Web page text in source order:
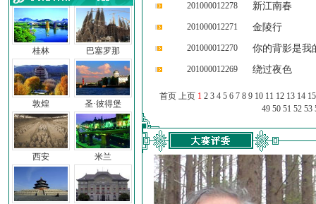
桂林
敦煌
西安
巴塞罗那
圣·彼得堡
米兰
201000012278 新江南春
201000012271 金陵行
201000012270 你的背影是我
201000012269 绕过夜色
首页 上页 1 2 3 4 5 6 7 8 9 10 11 12 13 14 15
49 50 51 52 53